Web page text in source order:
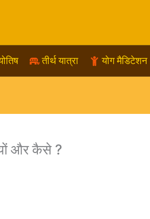
तीर्थ यात्रा योग मैडिटेशन
और कैसे ?